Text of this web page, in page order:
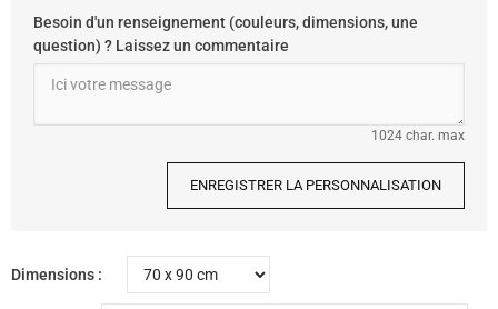
Besoin d'un renseignement (couleurs, dimensions, une
question) ? Laissez un commentaire
1024 char. max
ENREGISTRER LA PERSONNALISATION
Dimensions